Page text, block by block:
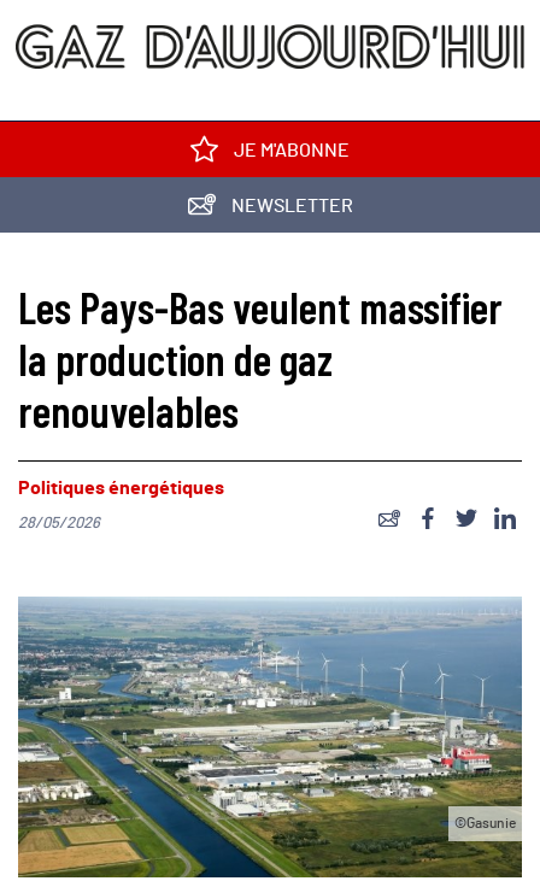
JE M'ABONNE
NEWSLETTER
Les Pays-Bas veulent massifier
la production de gaz
renouvelables
Politiques énergétiques
28/05/2026
©Gasunie